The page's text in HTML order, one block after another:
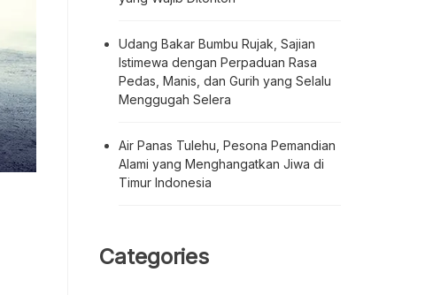
Udang Bakar Bumbu Rujak, Sajian
Istimewa dengan Perpaduan Rasa
Pedas, Manis, dan Gurih yang Selalu
Menggugah Selera
Air Panas Tulehu, Pesona Pemandian
Alami yang Menghangatkan Jiwa di
Timur Indonesia
Categories